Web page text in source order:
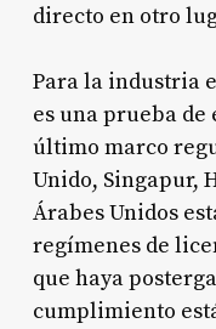
directo en otro
Para la industria
es una prueba de
último marco
Unido, Singapur,
Árabes Unidos
regímenes de
que haya
cumplimiento